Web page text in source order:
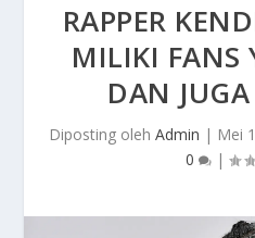
RAPPER
MILIKI FANS
DAN
Diposting oleh Admin | Mei
0
|